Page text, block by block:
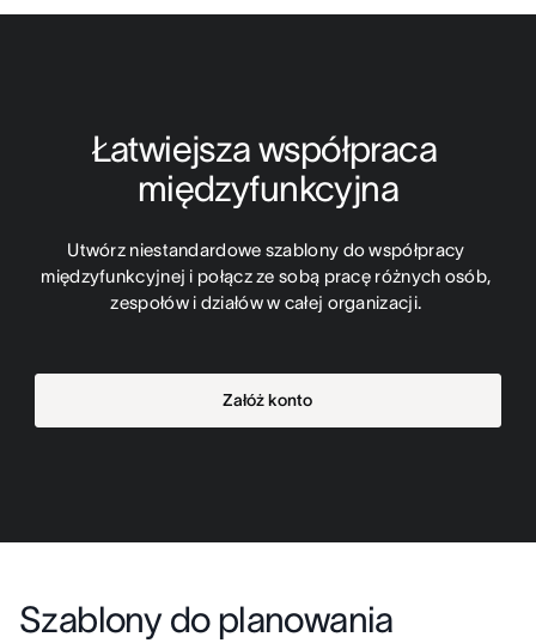
Łatwiejsza współpraca
międzyfunkcyjna
Utwórz niestandardowe szablony do współpracy
międzyfunkcyjnej i połącz ze sobą pracę różnych osób,
zespołów i działów w całej organizacji.
Załóż konto
Szablony do planowania